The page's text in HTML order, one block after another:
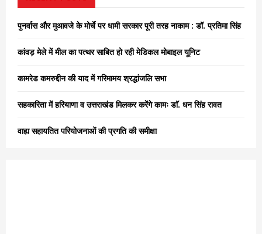
f
o
r
पुनर्वास और मुआवजे के मोर्चे पर धामी सरकार पूरी तरह नाकाम : डॉ. प्रतिमा सिंह
कांवड़ मेले में मील का पत्थर साबित हो रही मेडिकल मोबाइल यूनिट
कामरेड कमरुद्दीन की याद में गरिमामय श्रद्धांजलि सभा
सहकारिता में हरियाणा व उत्तराखंड मिलकर करेंगे कामः डाॅ. धन सिंह रावत
वाह्य सहायतित परियोजनाओं की प्रगति की समीक्षा